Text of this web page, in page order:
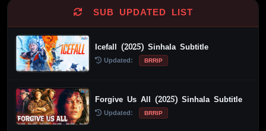
SUB UPDATED LIST
Icefall (2025) Sinhala Subtitle
Updated: BRRIP
Forgive Us All (2025) Sinhala Subtitle
Updated: BRRIP